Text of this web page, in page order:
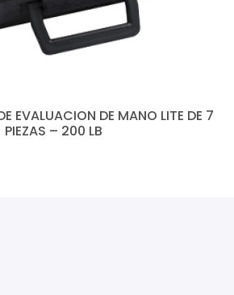
EVALUACION DE MANO LITE DE 7
PIEZAS – 200 LB